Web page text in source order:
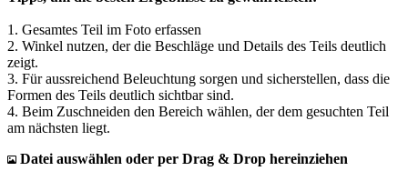
1. Gesamtes Teil im Foto erfassen
2. Winkel nutzen, der die Beschläge und Details des Teils deutlich
zeigt.
3. Für aussreichend Beleuchtung sorgen und sicherstellen, dass die
Formen des Teils deutlich sichtbar sind.
4. Beim Zuschneiden den Bereich wählen, der dem gesuchten Teil
am nächsten liegt.
Datei auswählen oder per Drag & Drop hereinziehen